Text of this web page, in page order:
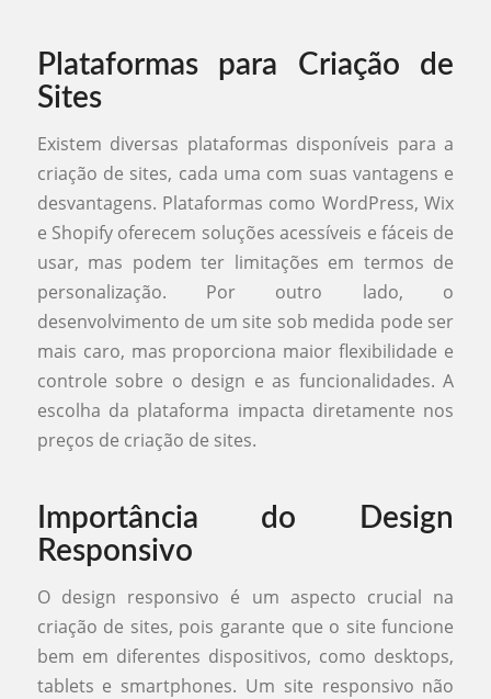
Plataformas para Criação de
Sites
Existem diversas plataformas disponíveis para a
criação de sites, cada uma com suas vantagens e
desvantagens. Plataformas como WordPress, Wix
e Shopify oferecem soluções acessíveis e fáceis de
usar, mas podem ter limitações em termos de
personalização. Por outro lado, o
desenvolvimento de um site sob medida pode ser
mais caro, mas proporciona maior flexibilidade e
controle sobre o design e as funcionalidades. A
escolha da plataforma impacta diretamente nos
preços de criação de sites.
Importância do Design
Responsivo
O design responsivo é um aspecto crucial na
criação de sites, pois garante que o site funcione
bem em diferentes dispositivos, como desktops,
tablets e smartphones. Um site responsivo não